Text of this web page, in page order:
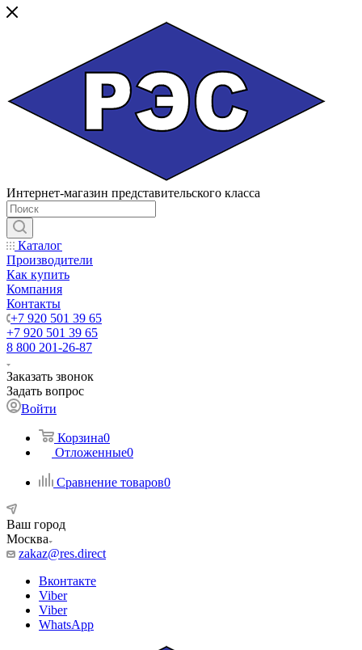
Интернет-магазин представительского класса
Каталог
Производители
Как купить
Компания
Контакты
+7 920 501 39 65
+7 920 501 39 65
8 800 201-26-87
Заказать звонок
Задать вопрос
Войти
Корзина0
Отложенные0
Сравнение товаров0
Ваш город
Москва
zakaz@res.direct
Вконтакте
Viber
Viber
WhatsApp